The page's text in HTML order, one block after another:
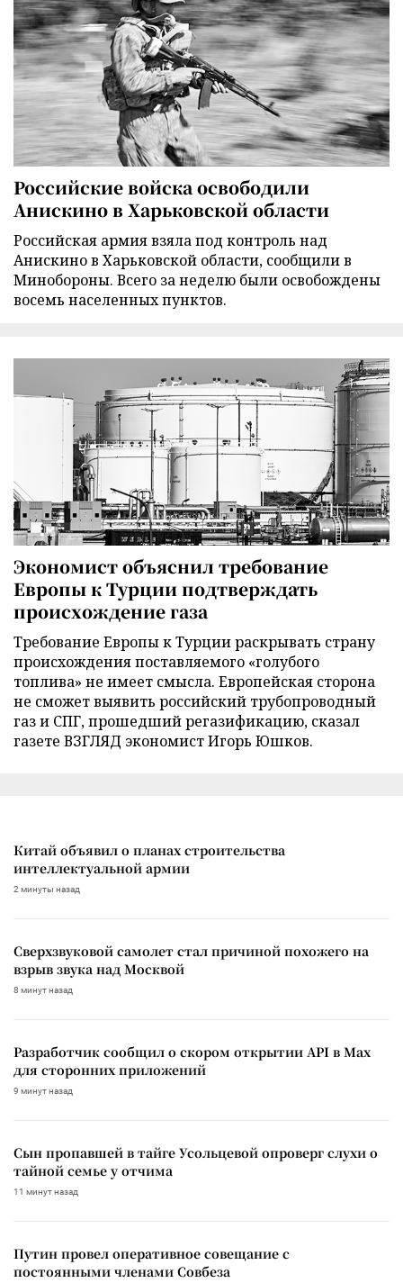
Российские войска освободили
Анискино в Харьковской области
Российская армия взяла под контроль над
Анискино в Харьковской области, сообщили в
Минобороны. Всего за неделю были освобождены
восемь населенных пунктов.
Экономист объяснил требование
Европы к Турции подтверждать
происхождение газа
Требование Европы к Турции раскрывать страну
происхождения поставляемого «голубого
топлива» не имеет смысла. Европейская сторона
не сможет выявить российский трубопроводный
газ и СПГ, прошедший регазификацию, сказал
газете ВЗГЛЯД экономист Игорь Юшков.
Китай объявил о планах строительства
интеллектуальной армии
2 минуты назад
Сверхзвуковой самолет стал причиной похожего на
взрыв звука над Москвой
8 минут назад
Разработчик сообщил о скором открытии API в Max
для сторонних приложений
9 минут назад
Сын пропавшей в тайге Усольцевой опроверг слухи о
тайной семье у отчима
11 минут назад
Путин провел оперативное совещание с
постоянными членами Совбеза